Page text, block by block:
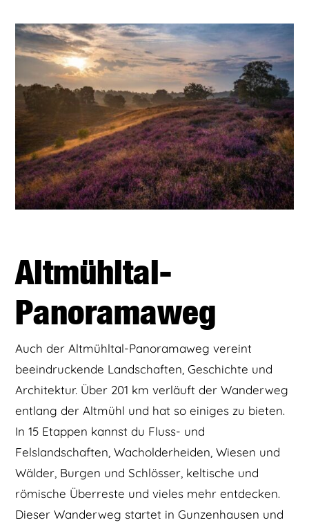
Altmühltal-
Panoramaweg
Auch der Altmühltal-Panoramaweg vereint
beeindruckende Landschaften, Geschichte und
Architektur. Über 201 km verläuft der Wanderweg
entlang der Altmühl und hat so einiges zu bieten.
In 15 Etappen kannst du Fluss- und
Felslandschaften, Wacholderheiden, Wiesen und
Wälder, Burgen und Schlösser, keltische und
römische Überreste und vieles mehr entdecken.
Dieser Wanderweg startet in Gunzenhausen und